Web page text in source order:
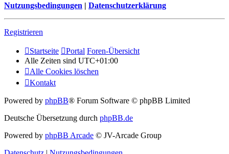
Nutzungsbedingungen | Datenschutzerklärung
Registrieren
Startseite Portal Foren-Übersicht
Alle Zeiten sind UTC+01:00
Alle Cookies löschen
Kontakt
Powered by phpBB® Forum Software © phpBB Limited
Deutsche Übersetzung durch phpBB.de
Powered by phpBB Arcade © JV-Arcade Group